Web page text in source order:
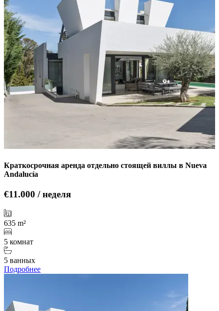
Краткосрочная аренда отдельно стоящей виллы в Nueva
Andalucía
€11.000 / неделя
635 m²
5 комнат
5 ванных
Подробнее